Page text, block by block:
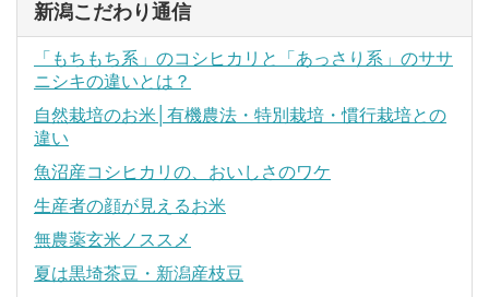
新潟こだわり通信
「もちもち系」のコシヒカリと「あっさり系」のササ
ニシキの違いとは？
自然栽培のお米│有機農法・特別栽培・慣行栽培との
違い
魚沼産コシヒカリの、おいしさのワケ
生産者の顔が見えるお米
無農薬玄米ノススメ
夏は黒埼茶豆・新潟産枝豆